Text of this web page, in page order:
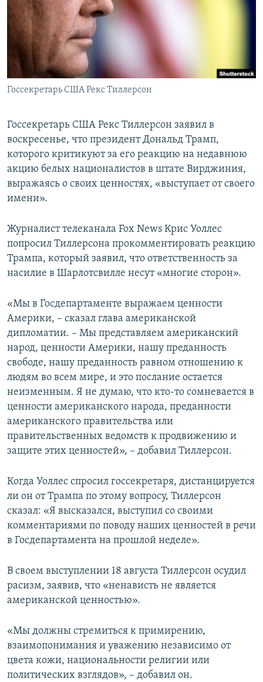
ПОБЕДИТЕЛЕЙ НЕ СУДЯТ?
КРЫМ.НЕПОКОРЕННЫЙ
ELIFBE
УКРАИНСКАЯ ПРОБЛЕМА КРЫМА
ПРИСОЕДИНЯЙТЕСЬ!
Все сайты RFE/RL
Госсекретарь США Рекс Тиллерсон
Госсекретарь США Рекс Тиллерсон заявил в
воскресенье, что президент Дональд Трамп,
которого критикуют за его реакцию на недавнюю
акцию белых националистов в штате Вирджиния,
выражаясь о своих ценностях, «выступает от своего
имени».
Журналист телеканала Fox News Крис Уоллес
попросил Тиллерсона прокомментировать реакцию
Трампа, который заявил, что ответственность за
насилие в Шарлотсвилле несут «многие сторон».
«Мы в Госдепартаменте выражаем ценности
Америки, – сказал глава американской
дипломатии. – Мы представляем американский
народ, ценности Америки, нашу преданность
свободе, нашу преданность равном отношению к
людям во всем мире, и это послание остается
неизменным. Я не думаю, что кто-то сомневается в
ценности американского народа, преданности
американского правительства или
правительственных ведомств к продвижению и
защите этих ценностей», – добавил Тиллерсон.
Когда Уоллес спросил госсекретаря, дистанцируется
ли он от Трампа по этому вопросу, Тиллерсон
сказал: «Я высказался, выступил со своими
комментариями по поводу наших ценностей в речи
в Госдепартамента на прошлой неделе».
В своем выступлении 18 августа Тиллерсон осудил
расизм, заявив, что «ненависть не является
американской ценностью».
«Мы должны стремиться к примирению,
взаимопонимания и уважению независимо от
цвета кожи, национальности религии или
политических взглядов», – добавил он.